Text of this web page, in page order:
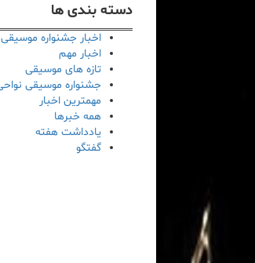
دسته بندی ها
اخبار جشنواره
اخبار مهم
تازه های موسیقی
جشنواره موسیقی
مهمترین اخبار
همه خبرها
یادداشت هفته
گفتگو